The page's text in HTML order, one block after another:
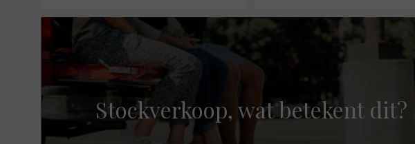
Stockverkoop, wat betekent dit?